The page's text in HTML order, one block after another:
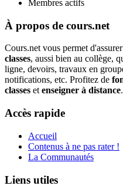
Membres actifs
À propos de cours.net
Cours.net vous permet
classes, aussi bien au collège,
ligne, devoirs, travaux en
notifications, etc. Profitez de
classes etenseigner à distance.
Accès rapide
Accueil
Contenus à ne pas rater !
La Communautés
Liens utiles